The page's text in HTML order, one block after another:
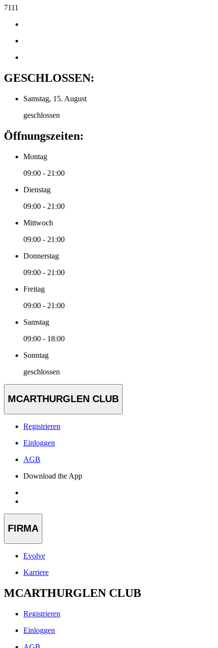
7111
GESCHLOSSEN:
Samstag, 15. August
geschlossen
Öffnungszeiten:
Montag
09:00 - 21:00
Dienstag
09:00 - 21:00
Mittwoch
09:00 - 21:00
Donnerstag
09:00 - 21:00
Freitag
09:00 - 21:00
Samstag
09:00 - 18:00
Sonntag
geschlossen
MCARTHURGLEN CLUB
Registrieren
Einloggen
AGB
Download the App
FIRMA
Evolve
Karriere
MCARTHURGLEN CLUB
Registrieren
Einloggen